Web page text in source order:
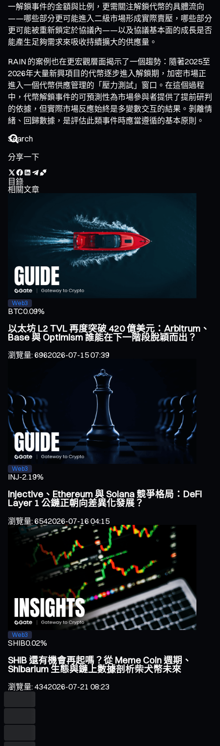
一解鎖事件的金額與比例，更需關注解鎖代幣的具體流向
——哪些部分更可能進入二級市場形成實際賣壓，哪些部分
更可能被重新鎖定於協議內——以及協議基本面的成長是否
能產生足夠需求來吸收持續擴大的供應量。
RAIN 的案例也在更宏觀層面揭示了一個趨勢：隨著2025至
2026年大量新興項目的代幣逐步進入解鎖期，加密市場正
進入一個代幣供應管理的「壓力測試」窗口。在這個過程
中，代幣解鎖事件的可預測性為市場參與者提供了提前研判
的依據，但實際市場反應始終是多變數交互的結果。剝離情
緒、回歸數據，是評估此類事件時應當遵循的基本原則。
分享一下
目錄
相關文章
Web3
BTC0.09%
以太坊 L2 TVL 再度突破 420 億美元：Arbitrum、
Base 與 Optimism 誰能在下一階段脫穎而出？
瀏覽量:6962026-07-15 07:39
Web3
INJ-2.19%
Injective、Ethereum 與 Solana 競爭格局：DeFi
Layer 1 公鏈正朝向差異化發展？
瀏覽量:6542026-07-16 04:15
Web3
SHIB0.02%
SHIB 還有機會再起嗎？從 Meme Coin 週期、
Shibarium 生態與鏈上數據剖析柴犬幣未來
瀏覽量:4342026-07-21 08:23